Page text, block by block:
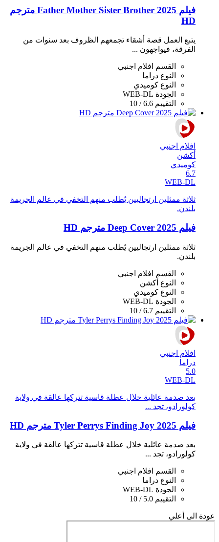
فيلم Father Mother Sister Brother 2025 مترجم
HD
يتبع العمل قصة أشقاء تجمعهم الظروف بعد سنوات من
الفرقة، فيواجهون ...
القسم افلام اجنبي
النوع دراما
النوع كوميدي
الجودة WEB-DL
التقييم 6.6 / 10
افلام اجنبي
أكشن
كوميدي
6.7
WEB-DL
ثلاثة ممثلين ارتجاليين يُطلب منهم التخفي في عالم الجريمة
بلندن.
فيلم Deep Cover 2025 مترجم HD
ثلاثة ممثلين ارتجاليين يُطلب منهم التخفي في عالم الجريمة
بلندن.
القسم
افلام اجنبي
النوع أكشن
النوع كوميدي
الجودة WEB-DL
التقييم 6.7 / 10
افلام اجنبي
دراما
5.0
WEB-DL
بعد صدمة عائلية خلال عطلة قاسية تتركها عالقة في ولاية
كولورادو، تجد ...
فيلم Tyler Perrys Finding Joy 2025 مترجم HD
بعد صدمة عائلية خلال عطلة قاسية تتركها عالقة في ولاية
كولورادو، تجد ...
القسم
افلام اجنبي
النوع دراما
الجودة WEB-DL
التقييم 5.0 / 10
عودة الى أعلي